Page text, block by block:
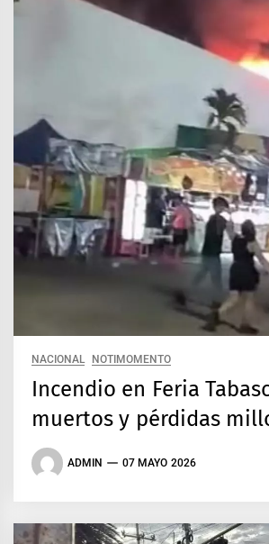
NACIONAL NOTIMOMENTO
Incendio en Feria
muertos y pérdidas
ADMIN 07 MAYO 2026